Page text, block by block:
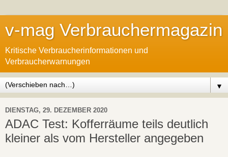
v-mag Verbrauchermagazin
Kritische Verbraucherinformationen und
Verbraucherwarnungen
▼
DIENSTAG, 29. DEZEMBER 2020
ADAC Test: Kofferräume teils deutlich
kleiner als vom Hersteller angegeben